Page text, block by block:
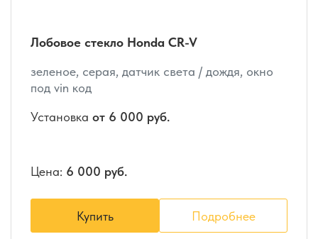
Лобовое стекло Honda CR-V
зеленое, серая, датчик света / дождя, окно
под vin код
Установка от 6 000 руб.
Цена: 6 000 руб.
Купить Подробнее